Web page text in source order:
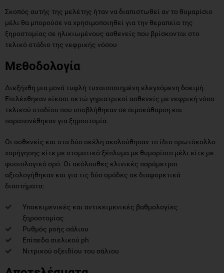
Σκοπός αυτής της μελέτης ήταν να διαπιστωθεί αν το θυμαρίσιο
μέλι θα μπορούσε να χρησιμοποιηθεί για την θεραπεία της
ξηροστομίας σε ηλικιωμένους ασθενείς που βρίσκονται στο
τελικό στάδιο της νεφρικής νόσου
Μεθοδολογία
Διεξήχθη μια μονά τυφλή τυχαιοποιημένη ελεγχόμενη δοκιμή.
Επιλέχθηκαν είκοσι οκτώ γηριατρικοί ασθενείς με νεφρική νόσο
τελικού σταδίου που υποβλήθηκαν σε αιμοκάθαρση και
παραπονέθηκαν για ξηροστομία.
Οι ασθενείς και στα δύο σκέλη ακολούθησαν το ίδιο πρωτόκολλο
χορήγησης είτε με στοματικό ξέπλυμα με θυμαρίσιο μέλι είτε με
φυσιολογικό ορό. Οι ακόλουθες κλινικές παράμετροι
αξιολογήθηκαν και για τις δύο ομάδες σε διαφορετικά
διαστήματα:
Υποκειμενικές και αντικειμενικές βαθμολογίες
ξηροστομίας
Ρυθμός ροής σάλιου
Επίπεδα σιελικού ph
Νιτρικού οξειδίου του σάλιου